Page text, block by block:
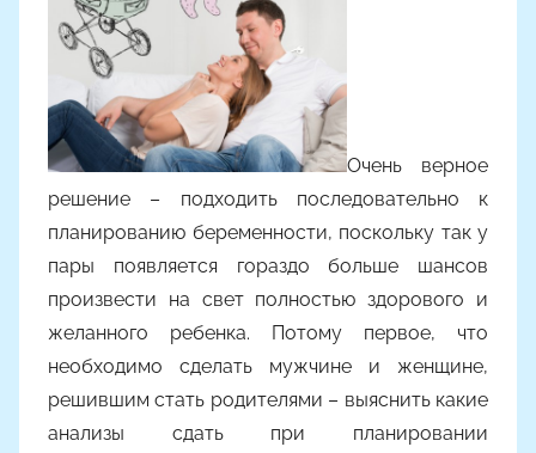
о
м
Y
a
n
i
n
a
Очень верное
решение – подходить последовательно к
планированию беременности, поскольку так у
пары появляется гораздо больше шансов
произвести на свет полностью здорового и
желанного ребенка. Потому первое, что
необходимо сделать мужчине и женщине,
решившим стать родителями – выяснить какие
анализы сдать при планировании